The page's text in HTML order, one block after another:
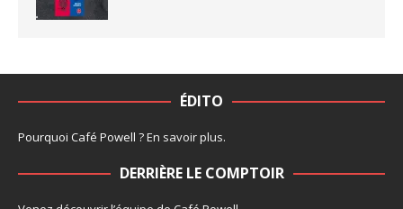
ÉDITO
Pourquoi Café Powell ?En savoir plus.
DERRIÈRE LE COMPTOIR